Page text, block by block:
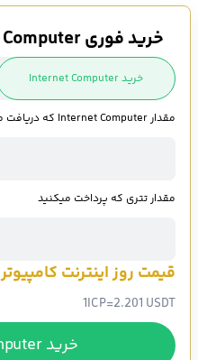
خرید فوری Internet Computer
خرید Internet Computer
مقدار Internet Computer که دریافت می‌کنید
مقدار تتری که پرداخت میکنید
قیمت روز اینترنت کامپیوتر
1ICP=2.201 USDT
خرید Internet Computer